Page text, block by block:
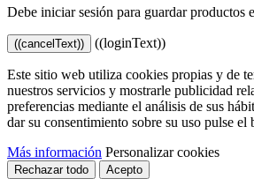
Debe iniciar sesión para guardar productos
((cancelText)) ((loginText))
Este sitio web utiliza cookies propias y de
nuestros servicios y mostrarle publicidad
preferencias mediante el análisis de sus
dar su consentimiento sobre su uso pulse el
Más información Personalizar cookies
Rechazar todo Acepto